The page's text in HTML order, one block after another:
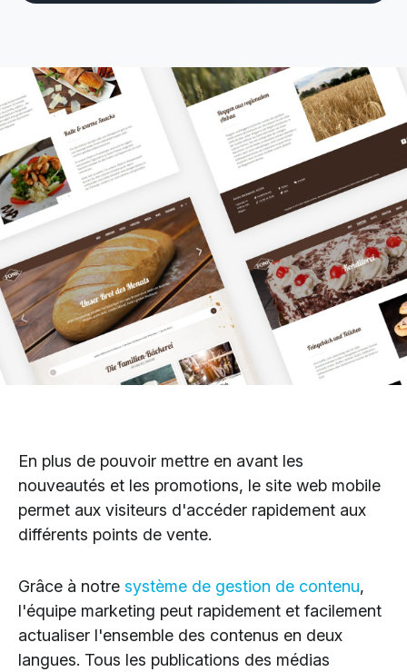
En plus de pouvoir mettre en avant les
nouveautés et les promotions, le site web mobile
permet aux visiteurs d'accéder rapidement aux
différents points de vente.
Grâce à notre système de gestion de contenu,
l'équipe marketing peut rapidement et facilement
actualiser l'ensemble des contenus en deux
langues. Tous les publications des médias